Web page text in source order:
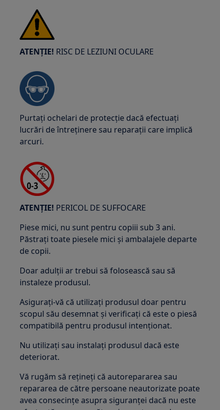
ATENȚIE! RISC DE LEZIUNI OCULARE
Purtați ochelari de protecție dacă efectuați
lucrări de întreținere sau reparații care implică
arcuri.
ATENȚIE! PERICOL DE SUFFOCARE
Piese mici, nu sunt pentru copiii sub 3 ani.
Păstrați toate piesele mici și ambalajele departe
de copii.
Doar adulții ar trebui să folosească sau să
instaleze produsul.
Asigurați-vă că utilizați produsul doar pentru
scopul său desemnat și verificați că este o piesă
compatibilă pentru produsul intenționat.
Nu utilizați sau instalați produsul dacă este
deteriorat.
Vă rugăm să rețineți că autorepararea sau
repararea de către persoane neautorizate poate
avea consecințe asupra siguranței dacă nu este